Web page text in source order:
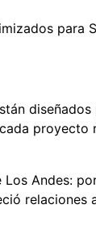
para
Andes:
relaciones